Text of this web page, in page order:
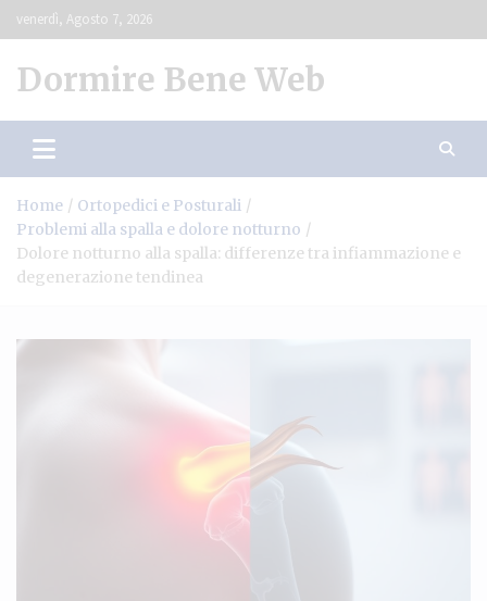
to
venerdì, Agosto 7, 2026
Dormire Bene Web
Home
Ortopedici e Posturali
Problemi alla spalla e dolore notturno
Dolore notturno alla spalla: differenze tra infiammazione e
degenerazione tendinea